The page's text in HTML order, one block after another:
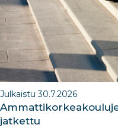
k
Julkaistu 30.7.2026
jatkettu